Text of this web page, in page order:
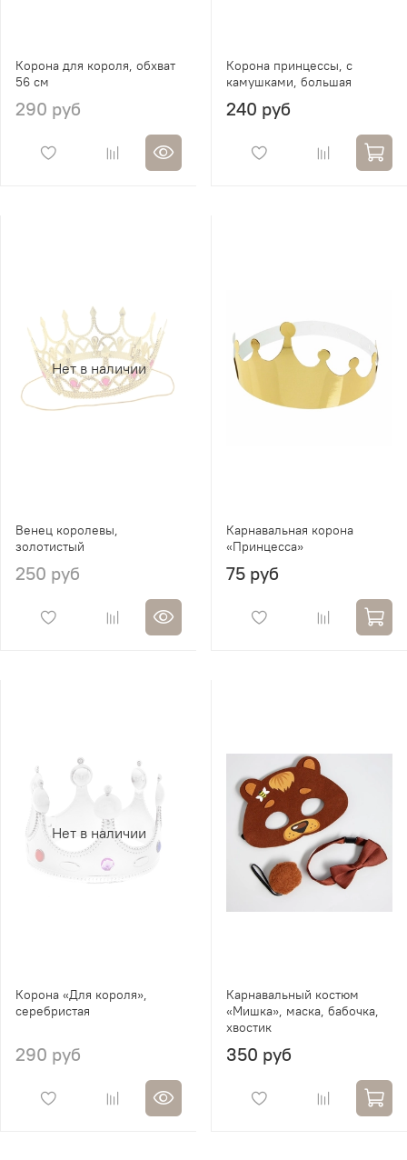
Корона для короля, обхват
56 см
290 руб
Корона принцессы, с
камушками, большая
240 руб
Нет в наличии
Венец королевы,
золотистый
250 руб
Карнавальная корона
«Принцесса»
75 руб
Нет в наличии
Корона «Для короля»,
серебристая
290 руб
Карнавальный костюм
«Мишка», маска, бабочка,
хвостик
350 руб